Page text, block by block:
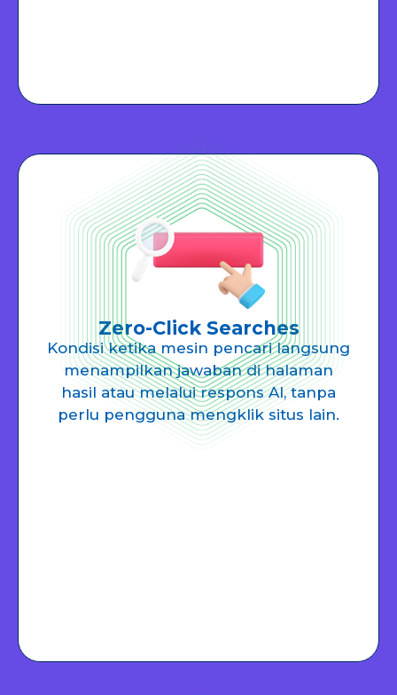
Zero-Click Searches
Kondisi ketika mesin pencari langsung
menampilkan jawaban di halaman
hasil atau melalui respons AI, tanpa
perlu pengguna mengklik situs lain.